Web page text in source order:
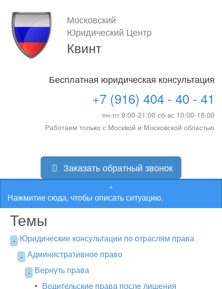
Московский
Юридический Центр
Квинт
Бесплатная юридическая консультация
+7 (916) 404 - 40 - 41
пн-пт 9:00-21:00 сб-вс 10:00-18:00
Работаем только с Москвой и Московской областью
Заказать обратный звонок
Нажмитие сюда, чтобы описать ситуацию.
Темы
- Юридические консультации по отраслям права
- Административное право
- Вернуть права
• Водительские права после лишения